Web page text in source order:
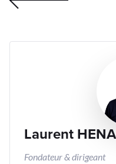
Laurent
Fondateur & dirigeant